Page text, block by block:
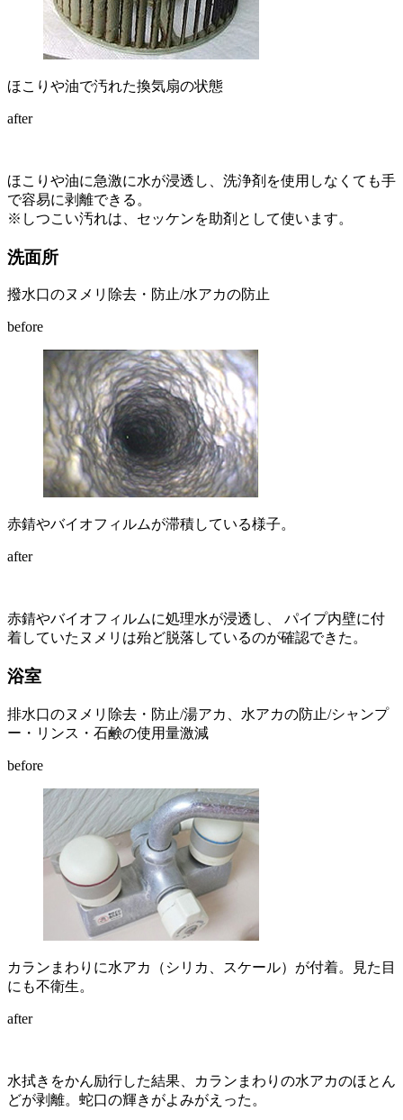
ほこりや油で汚れた換気扇の状態
after
ほこりや油に急激に水が浸透し、洗浄剤を使用しなくても手
で容易に剥離できる。
※しつこい汚れは、セッケンを助剤として使います。
洗面所
撥水口のヌメリ除去・防止/水アカの防止
before
赤錆やバイオフィルムが滞積している様子。
after
赤錆やバイオフィルムに処理水が浸透し、 パイプ内壁に付
着していたヌメリは殆ど脱落しているのが確認できた。
浴室
排水口のヌメリ除去・防止/湯アカ、水アカの防止/シャンプ
ー・リンス・石鹸の使用量激減
before
カランまわりに水アカ（シリカ、スケール）が付着。見た目
にも不衛生。
after
水拭きをかん励行した結果、カランまわりの水アカのほとん
どが剥離。蛇口の輝きがよみがえった。